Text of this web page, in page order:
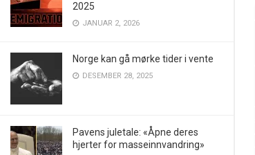
2025
JANUAR 2, 2026
Norge kan gå mørke tider i vente
DESEMBER 28, 2025
Pavens juletale: «Åpne deres
hjerter for masseinnvandring»